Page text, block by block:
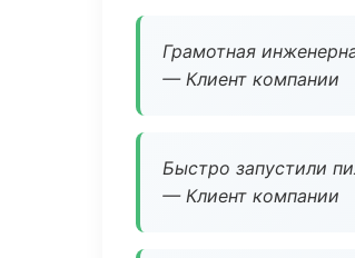
Грамотная
— Клиент компании
Быстро запустили
— Клиент компании